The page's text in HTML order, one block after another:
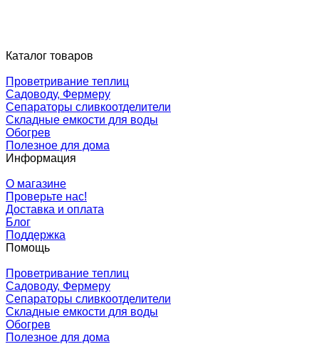
Каталог товаров
Проветривание теплиц
Садоводу, Фермеру
Сепараторы сливкоотделители
Складные емкости для воды
Обогрев
Полезное для дома
Информация
О магазине
Проверьте нас!
Доставка и оплата
Блог
Поддержка
Помощь
Проветривание теплиц
Садоводу, Фермеру
Сепараторы сливкоотделители
Складные емкости для воды
Обогрев
Полезное для дома